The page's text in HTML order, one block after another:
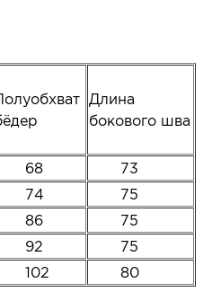
Длина
бокового шва
68
73
74
75
86
75
92
75
102 80